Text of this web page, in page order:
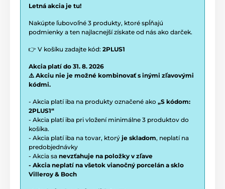
Letná akcia je tu!
Nakúpte ľubovoľné 3 produkty, ktoré spĺňajú
podmienky a ten najlacnejší získate od nás ako darček.
👉 V košíku zadajte kód: 2PLUS1
Akcia platí do 31. 8. 2026
⚠️ Akciu nie je možné kombinovať s inými zľavovými
kódmi.
- Akcia platí iba na produkty označené ako „S kódom:
2PLUS1“
- Akcia platí iba pri vložení minimálne 3 produktov do
košíka.
- Akcia platí iba na tovar, ktorý je skladom, neplatí na
predobjednávky
- Akcia sa nevzťahuje na položky v zľave
- Akcia neplatí na všetok vianočný porcelán a sklo
Villeroy & Boch